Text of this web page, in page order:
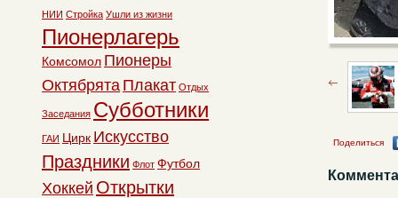
Поделиться
НИИ Стройка Ушли из жизни
Пионерлагерь
Комсомол Пионеры
Октябрята Плакат Отдых
Заседания Субботники
ГАИ Цирк Искусство
Праздники Флот Футбол
Хоккей Открытки